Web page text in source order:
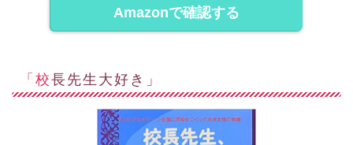
Amazonで確認する
「校長先生大好き」